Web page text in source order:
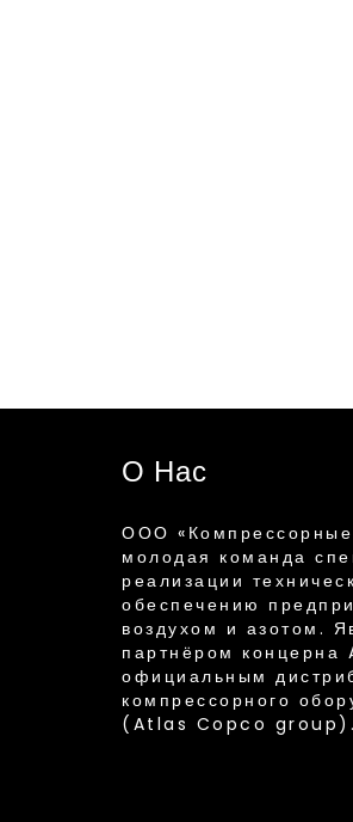
О Нас
ООО
молодая команда
реализации
обеспечению
воздухом и азотом.
партнёром
официальным
компрессорного
(Atlas Copco group).